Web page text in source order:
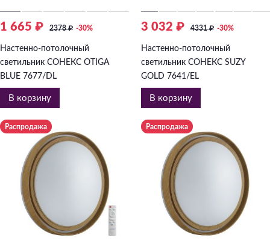
1 665 ₽ 2378₽ -30%
Настенно-потолочный
светильник СОНЕКС OTIGA
BLUE 7677/DL
В корзину
3 032 ₽ 4331₽ -30%
Настенно-потолочный
светильник СОНЕКС SUZY
GOLD 7641/EL
В корзину
Распродажа Распродажа